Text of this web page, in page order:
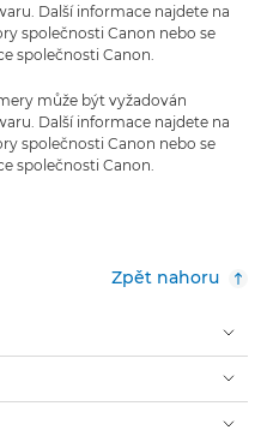
Další informace najdete na
společnosti Canon nebo se
společnosti Canon.
může být vyžadován
Další informace najdete na
společnosti Canon nebo se
společnosti Canon.
Zpět nahoru